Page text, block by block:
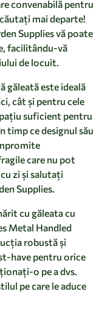
convenabilă pentru
mai departe!
Supplies vă poate
facilitându-vă
de locuit.
găleată este ideală
cât și pentru cele
suficient pentru
timp ce designul său
care nu pot
zi și salutați
Supplies.
cu găleata cu
Metal Handled
robustă și
have pentru orice
o pe a dvs.
pe care le aduce